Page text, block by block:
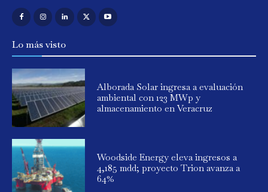
Lo más visto
Alborada Solar ingresa a evaluación
ambiental con 123 MWp y
almacenamiento en Veracruz
Woodside Energy eleva ingresos a
4,185 mdd; proyecto Trion avanza a
64%